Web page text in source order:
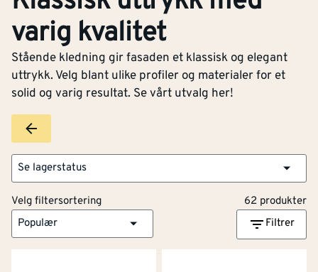
varig kvalitet
Stående kledning gir fasaden et klassisk og elegant
uttrykk. Velg blant ulike profiler og materialer for et
solid og varig resultat. Se vårt utvalg her!
Se lagerstatus
Velg filtersortering
62 produkter
Populær
Filtrer